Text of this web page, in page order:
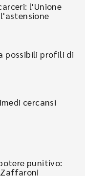
l'Unione
possibili profili di
cercansi
punitivo: